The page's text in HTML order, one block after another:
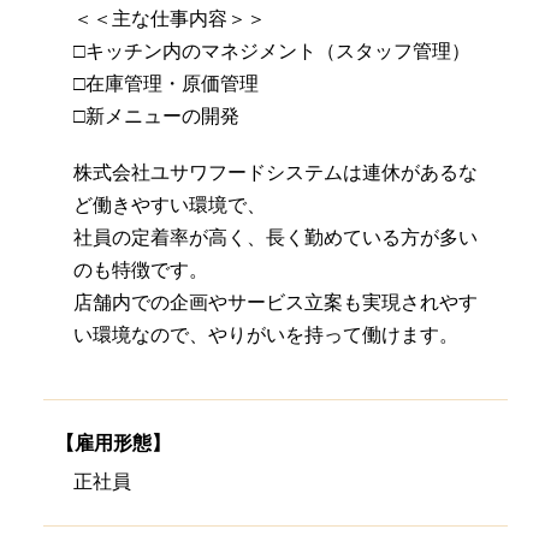
＜＜主な仕事内容＞＞
□キッチン内のマネジメント（スタッフ管理）
□在庫管理・原価管理
□新メニューの開発
株式会社ユサワフードシステムは連休があるな
ど働きやすい環境で、
社員の定着率が高く、長く勤めている方が多い
のも特徴です。
店舗内での企画やサービス立案も実現されやす
い環境なので、やりがいを持って働けます。
【雇用形態】
正社員